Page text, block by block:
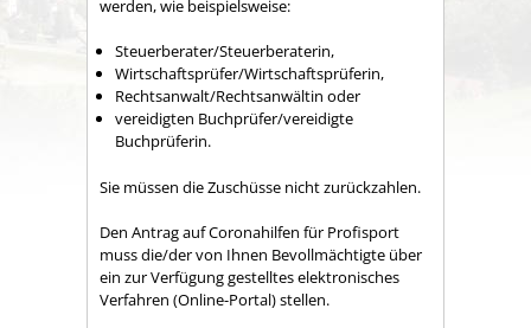
werden, wie beispielsweise:
Steuerberater/Steuerberaterin,
Wirtschaftsprüfer/Wirtschaftsprüferin,
Rechtsanwalt/Rechtsanwältin oder
vereidigten Buchprüfer/vereidigte
Buchprüferin.
Sie müssen die Zuschüsse nicht zurückzahlen.
Den Antrag auf Coronahilfen für Profisport
muss die/der von Ihnen Bevollmächtigte über
ein zur Verfügung gestelltes elektronisches
Verfahren (Online-Portal) stellen.